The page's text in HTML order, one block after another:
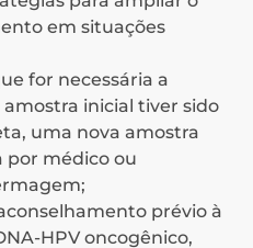
em situações
for necessária a
inicial tiver sido
uma nova amostra
por médico ou
prévio à
HPV oncogênico,